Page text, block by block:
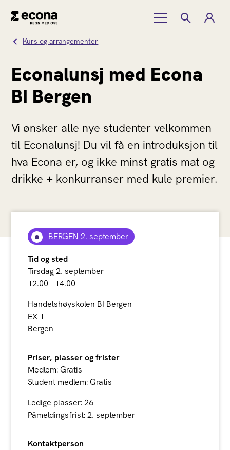
Kurs og arrangementer
Econalunsj med Econa
BI Bergen
Vi ønsker alle nye studenter velkommen
til Econalunsj! Du vil få en introduksjon til
hva Econa er, og ikke minst gratis mat og
drikke + konkurranser med kule premier.
BERGEN 2. september
Tid og sted
Tirsdag 2. september
12.00 - 14.00
Handelshøyskolen BI Bergen
EX-1
Bergen
Priser, plasser og frister
Medlem: Gratis
Student medlem: Gratis
Ledige plasser: 26
Påmeldingsfrist: 2. september
Kontaktperson